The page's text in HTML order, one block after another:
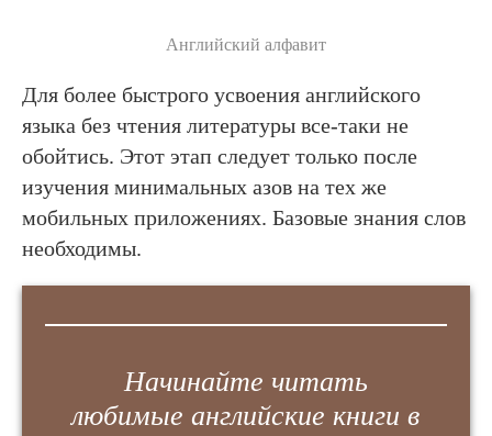
Английский алфавит
Для более быстрого усвоения английского
языка без чтения литературы все-таки не
обойтись. Этот этап следует только после
изучения минимальных азов на тех же
мобильных приложениях. Базовые знания слов
необходимы.
Начинайте читать
любимые английские книги в